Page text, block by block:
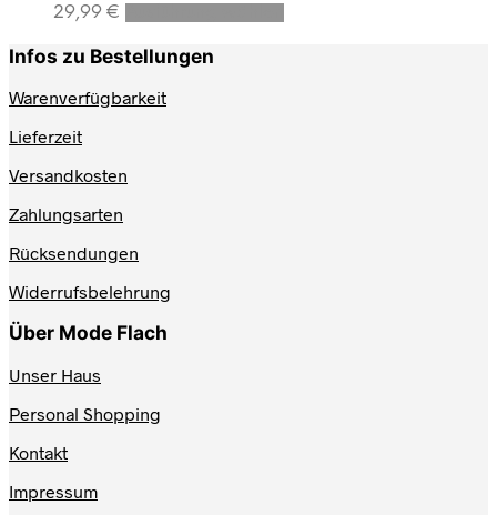
29,99 €
Dieses
Infos zu Bestellungen
Warenverfügbarkeit
Lieferzeit
Versandkosten
Zahlungsarten
Rücksendungen
Widerrufsbelehrung
Über Mode Flach
Unser Haus
Personal Shopping
Kontakt
Impressum